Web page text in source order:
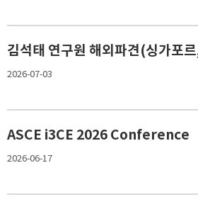
김석태 연구원 해외파견(싱가포
2026-07-03
ASCE i3CE 2026 Conference
2026-06-17